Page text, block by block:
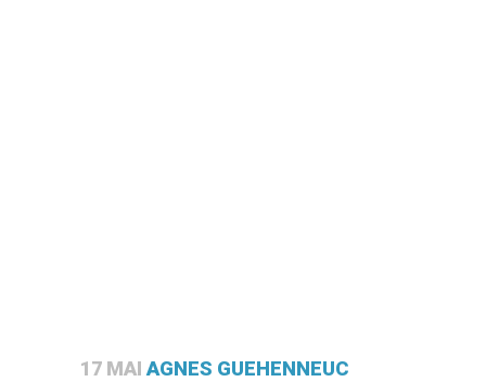
17 MAI AGNES GUEHENNEUC